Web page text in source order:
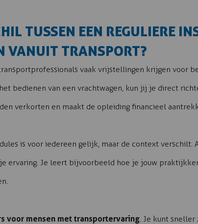
TUSSEN EEN REGULIERE
VANUIT TRANSPORT?
vaak vrijstellingen krijgen voor
bedienen van een vrachtwagen, kun jij je direct
verkorten en maakt de opleiding financieel
is voor iedereen gelijk, maar de context
ervaring. Je leert bijvoorbeeld hoe je jouw
voor mensen met transportervaring. Je kunt sneller